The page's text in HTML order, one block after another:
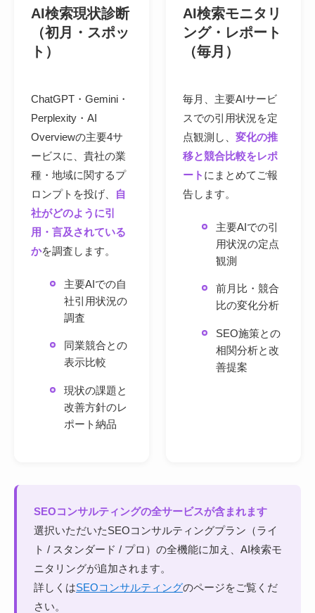
AI検索現状診断
（初月・スポッ
ト）
ChatGPT・Gemini・
Perplexity・AI
Overviewの主要4サ
ービスに、貴社の業
種・地域に関するプ
ロンプトを投げ、
自
社がどのように引
用・言及されている
かを調査します。
主要AIでの自
社引用状況の
調査
同業競合との
表示比較
現状の課題と
改善方針のレ
ポート納品
AI検索モニタリ
ング・レポート
（毎月）
毎月、主要AIサービ
スでの引用状況を定
点観測し、 変化の推
移と競合比較をレポ
ート にまとめてご報
告します。
主要AIでの引
用状況の定点
観測
前月比・競合
比の変化分析
SEO施策との
相関分析と改
善提案
SEOコンサルティングの全サービスが含まれます
選択いただいたSEOコンサルティングプラン（ライ
ト / スタンダード / プロ）の全機能に加え、AI検索モ
ニタリングが追加されます。
詳しくはSEOコンサルティングのページをご覧くだ
さい。